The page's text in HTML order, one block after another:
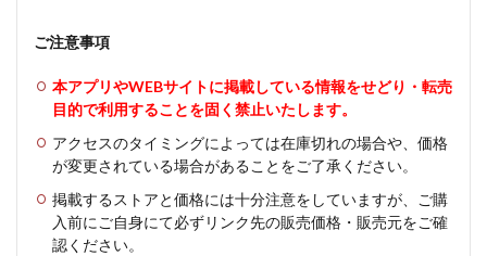
ご注意事項
本アプリやWEBサイトに掲載している情報をせどり・転売
目的で利用することを固く禁止いたします。
アクセスのタイミングによっては在庫切れの場合や、価格
が変更されている場合があることをご了承ください。
掲載するストアと価格には十分注意をしていますが、ご購
入前にご自身にて必ずリンク先の販売価格・販売元をご確
認ください。